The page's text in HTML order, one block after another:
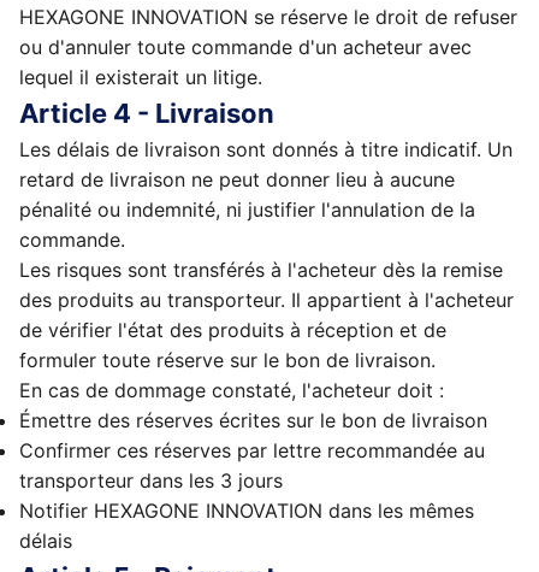
HEXAGONE INNOVATION se réserve le droit de refuser
ou d'annuler toute commande d'un acheteur avec
lequel il existerait un litige.
Article 4 - Livraison
Les délais de livraison sont donnés à titre indicatif. Un
retard de livraison ne peut donner lieu à aucune
pénalité ou indemnité, ni justifier l'annulation de la
commande.
Les risques sont transférés à l'acheteur dès la remise
des produits au transporteur. Il appartient à l'acheteur
de vérifier l'état des produits à réception et de
formuler toute réserve sur le bon de livraison.
En cas de dommage constaté, l'acheteur doit :
Émettre des réserves écrites sur le bon de livraison
Confirmer ces réserves par lettre recommandée au
transporteur dans les 3 jours
Notifier HEXAGONE INNOVATION dans les mêmes
délais